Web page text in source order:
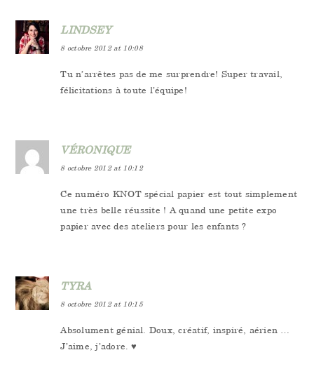
LINDSEY
8 octobre 2012 at 10:08
Tu n’arrêtes pas de me surprendre! Super travail,
félicitations à toute l’équipe!
VÉRONIQUE
8 octobre 2012 at 10:12
Ce numéro KNOT spécial papier est tout simplement
une très belle réussite ! A quand une petite expo
papier avec des ateliers pour les enfants ?
TYRA
8 octobre 2012 at 10:15
Absolument génial. Doux, créatif, inspiré, aérien …
J’aime, j’adore. ♥